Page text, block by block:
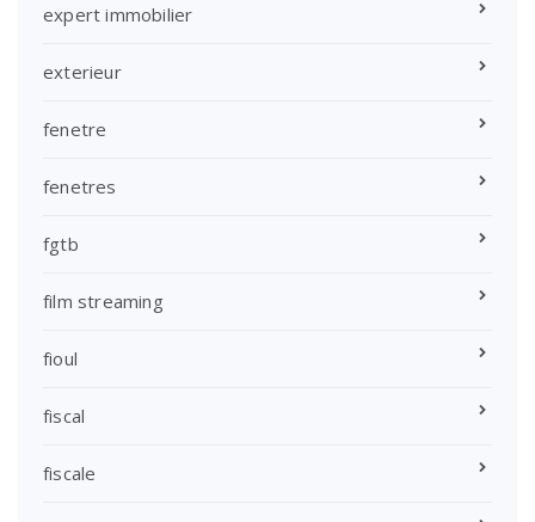
expert immobilier
exterieur
fenetre
fenetres
fgtb
film streaming
fioul
fiscal
fiscale